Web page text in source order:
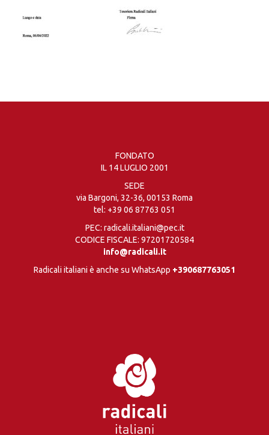
FONDATO
IL 14 LUGLIO 2001
SEDE
via Bargoni, 32-36, 00153 Roma
tel: +39 06 87763 051
PEC: radicali.italiani@pec.it
CODICE FISCALE: 97201720584
info@radicali.it
Radicali italiani è anche su WhatsApp +390687763051